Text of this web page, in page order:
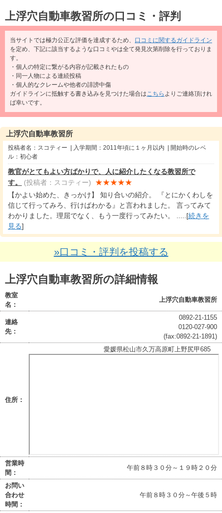
上浮穴自動車教習所の口コミ・評判
当サイトでは極力公正な評価を達成するため、 口コミに関するガイドライン
を定め、下記に該当するような口コミやは全て発見次第削除を行っておりま
す。
・個人の特定に繋がる内容が記載されたもの
・同一人物による連続投稿
・個人的なクレームや他者の誹謗中傷
ガイドラインに抵触する書き込みを見つけた場合はこちら よりご連絡頂けれ
ば幸いです。
上浮穴自動車教習所
投稿者名：スコティー | 入学期間：2011年頃に１ヶ月以内 | 開始時のレベ
ル：初心者
教官がとてもよい方ばかりで、人に紹介したくなる教習所で
す。
(投稿者：スコティー) ★★★★★
【かよい始めた、きっかけ】 知り合いの紹介。 『とにかくわしを
信じて行ってみろ、行けばわかる』と言われました。 言ってみて
わかりました。理屈でなく、もう一度行ってみたい。 .....[続きを
見る]
»口コミ・評判を投稿する
上浮穴自動車教習所の詳細情報
教室
名：
上浮穴自動車教習所
連絡
先：
0892-21-1155
0120-027-900
(fax:0892-21-1891)
住所：
愛媛県松山市久万高原町上野尻甲685
営業時
間：
午前８時３０分～１９時２０分
お問い
合わせ
時間：
午前８時３０分～午後５時